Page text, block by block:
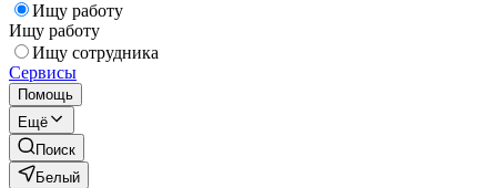
Ищу работу
Ищу работу
Ищу сотрудника
Сервисы
Помощь
Ещё
Поиск
Белый